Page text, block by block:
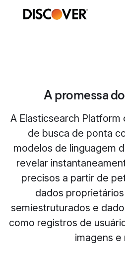
A promessa
A Elasticsearch
de busca de ponta
modelos de linguagem
revelar
precisos a partir de
dados
semiestruturados e
como registros de
imagens e